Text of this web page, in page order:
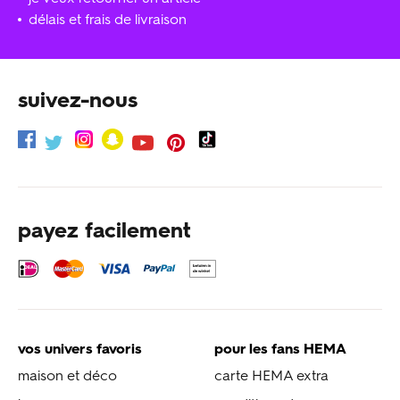
délais et frais de livraison
suivez-nous
payez facilement
vos univers favoris
maison et déco
pour les fans HEMA
carte HEMA extra